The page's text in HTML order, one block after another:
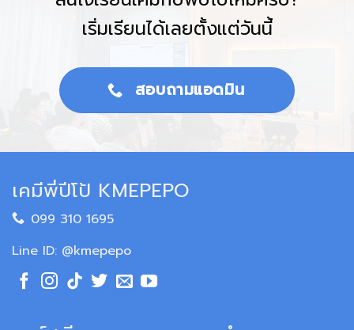
อาทิตย์ 2 พฤศจิกายน 2568 | เวลา 19:00–21:00 น. | ฟิสิกส์
เสาร์ 8 พฤศจิกายน 2568 | เวลา 19:00–21:00 น. | ชีวะ
ค่าลงทะเบียน:1,200 บาท / คน
วันที่ วิชา เวลา
เสาร์ 1 พ.ย. 68
เคมี
อาทิตย์ 2 พ.ย. 68
ฟิสิกส์
เสาร์ 8 พ.ย. 68
ชีวะ 19:00–21:00
เริ่มเรียนได้เลยตั้งแต่วันนี้
สอบถามแอดมิน
เคมีพี่ปีโป้ KMEPEPO
099 310 1695
Line ID: @kmepepo